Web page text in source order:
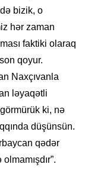
bizik, o
hər zaman
faktiki olaraq
qoyur.
Naxçıvanla
ləyaqətli
ki, nə
düşünsün.
qədər